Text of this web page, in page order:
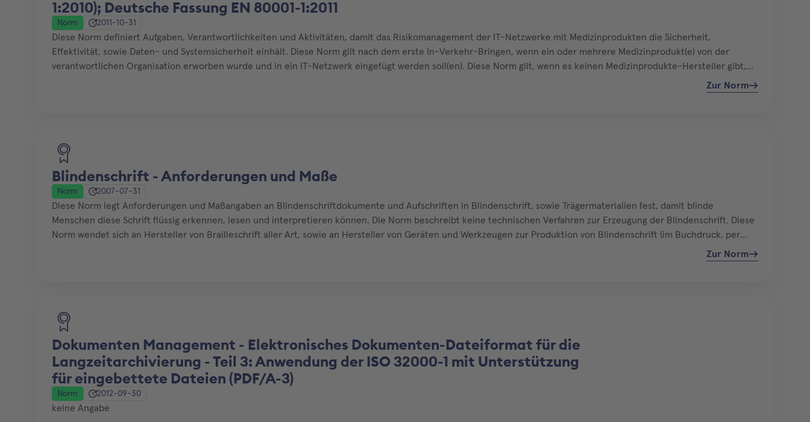
1:2010); Deutsche Fassung EN 80001-1:2011
Norm 2011-10-31
Diese Norm definiert Aufgaben, Verantwortlichkeiten und Aktivitäten, damit das Risikomanagement der IT-Netzwerke mit Medizinprodukten die Sicherheit,
Effektivität, sowie Daten- und Systemsicherheit einhält. Diese Norm gilt nach dem erste In-Verkehr-Bringen, wenn ein oder mehrere Medizinprodukt(e) von der
verantwortlichen Organisation erworben wurde und in ein IT-Netzwerk eingefügt werden soll(en). Diese Norm gilt, wenn es keinen Medizinprodukte-Hersteller gibt,
Zur Norm
Blindenschrift - Anforderungen und Maße
Norm 2007-07-31
Diese Norm legt Anforderungen und Maßangaben an Blindenschriftdokumente und Aufschriften in Blindenschrift, sowie Trägermaterialien fest, damit blinde
Menschen diese Schrift flüssig erkennen, lesen und interpretieren können. Die Norm beschreibt keine technischen Verfahren zur Erzeugung der Blindenschrift. Diese
Norm wendet sich an Hersteller von Brailleschrift aller Art, sowie an Hersteller von Geräten und Werkzeugen zur Produktion von Blindenschrift (im Buchdruck, per
Zur Norm
Dokumenten Management - Elektronisches Dokumenten-Dateiformat für die
Langzeitarchivierung - Teil 3: Anwendung der ISO 32000-1 mit Unterstützung
für eingebettete Dateien (PDF/A-3)
Norm 2012-09-30
keine Angabe